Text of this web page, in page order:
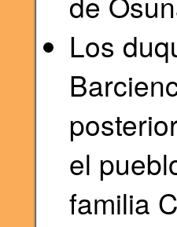
Los
el
familia